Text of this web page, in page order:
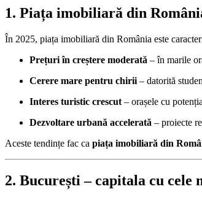
1. Piața imobiliară din
În 2025, piața imobiliară din România este
Prețuri în creștere moderată – în marile
Cerere mare pentru chirii – datorită
Interes turistic crescut – orașele cu
Dezvoltare urbană accelerată – proiecte
Aceste tendințe fac ca piața imobiliară din
2. București – capitala cu